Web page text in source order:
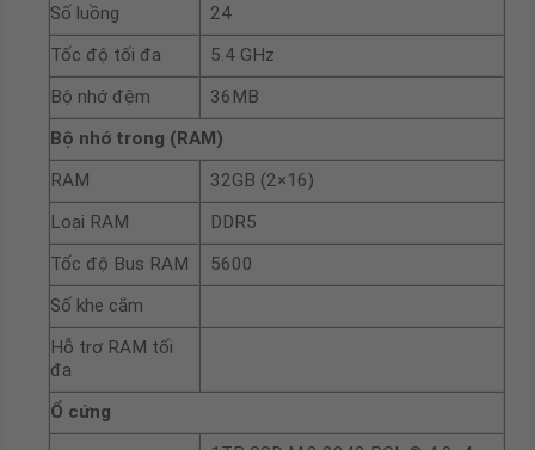
Số luồng
24
Tốc độ tối đa
5.4 GHz
Bộ nhớ đệm
36MB
Bộ nhớ trong (RAM)
RAM
32GB (2×16)
Loại RAM
DDR5
Tốc độ Bus RAM
5600
Số khe cắm
Hỗ trợ RAM tối
đa
Ổ cứng